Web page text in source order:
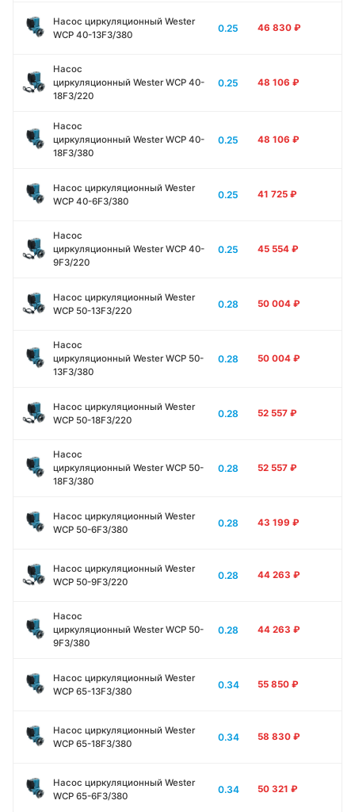
Насос циркуляционный Wester
WCP 40-13F3/380
0.25 46 830 ₽
Насос
циркуляционный Wester WCP 40-
18F3/220
0.25 48 106 ₽
Насос
циркуляционный Wester WCP 40-
18F3/380
0.25 48 106 ₽
Насос циркуляционный Wester
WCP 40-6F3/380
0.25 41 725 ₽
Насос
циркуляционный Wester WCP 40-
9F3/220
0.25 45 554 ₽
Насос циркуляционный Wester
WCP 50-13F3/220
0.28 50 004 ₽
Насос
циркуляционный Wester WCP 50-
13F3/380
0.28 50 004 ₽
Насос циркуляционный Wester
WCP 50-18F3/220
0.28 52 557 ₽
Насос
циркуляционный Wester WCP 50-
18F3/380
0.28 52 557 ₽
Насос циркуляционный Wester
WCP 50-6F3/380
0.28 43 199 ₽
Насос циркуляционный Wester
WCP 50-9F3/220
0.28 44 263 ₽
Насос
циркуляционный Wester WCP 50-
9F3/380
0.28 44 263 ₽
Насос циркуляционный Wester
WCP 65-13F3/380
0.34 55 850 ₽
Насос циркуляционный Wester
WCP 65-18F3/380
0.34 58 830 ₽
Насос циркуляционный Wester
WCP 65-6F3/380
0.34 50 321 ₽